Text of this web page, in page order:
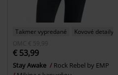
Takmer vypredané
Kovové detaily
OMC € 59,99
€ 53,99
Stay Awake
Rock Rebel by EMP